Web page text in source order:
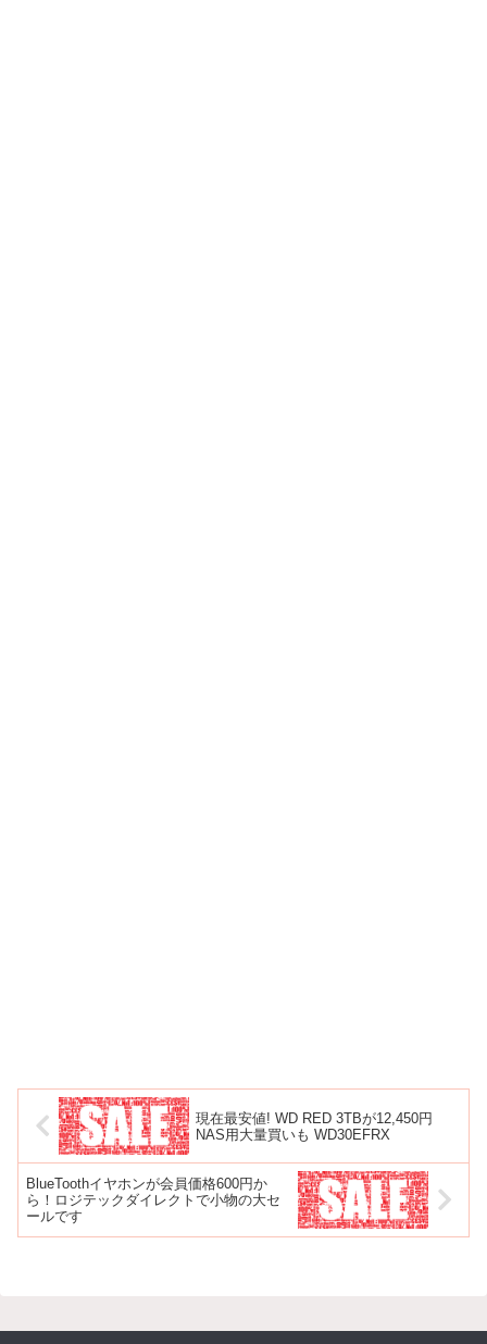
現在最安値! WD RED 3TBが12,450円
NAS用大量買いも WD30EFRX
BlueToothイヤホンが会員価格600円か
ら！ロジテックダイレクトで小物の大セ
ールです